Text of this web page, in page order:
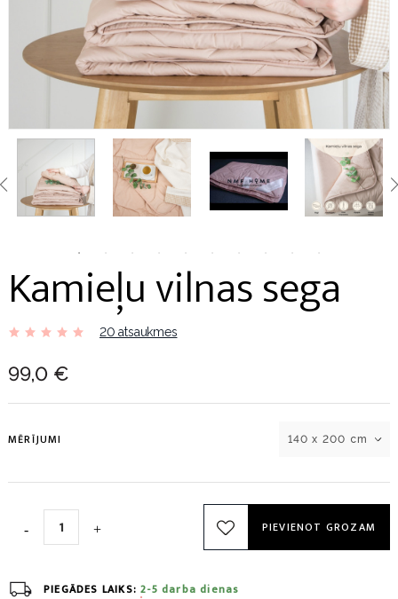
Kamieļu vilnas sega
20 atsaukmes
99,0 €
MĒRĪJUMI 140 x 200 cm
PIEVIENOT GROZAM
PIEGĀDES LAIKS:2-5 darba dienas